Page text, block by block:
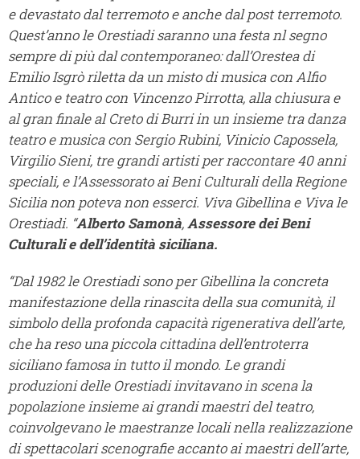
e devastato dal terremoto e anche dal post terremoto.
Quest’anno le Orestiadi saranno una festa nl segno
sempre di più dal contemporaneo: dall’Orestea di
Emilio Isgrò riletta da un misto di musica con Alfio
Antico e teatro con Vincenzo Pirrotta, alla chiusura e
al gran finale al Creto di Burri in un insieme tra danza
teatro e musica con Sergio Rubini, Vinicio Capossela,
Virgilio Sieni, tre grandi artisti per raccontare 40 anni
speciali, e l’Assessorato ai Beni Culturali della Regione
Sicilia non poteva non esserci. Viva Gibellina e Viva le
Orestiadi. “Alberto Samonà,Assessore dei Beni
Culturali e dell’identità siciliana.
“Dal 1982 le Orestiadi sono per Gibellina la concreta
manifestazione della rinascita della sua comunità, il
simbolo della profonda capacità rigenerativa dell’arte,
che ha reso una piccola cittadina dell’entroterra
siciliano famosa in tutto il mondo. Le grandi
produzioni delle Orestiadi invitavano in scena la
popolazione insieme ai grandi maestri del teatro,
coinvolgevano le maestranze locali nella realizzazione
di spettacolari scenografie accanto ai maestri dell’arte,